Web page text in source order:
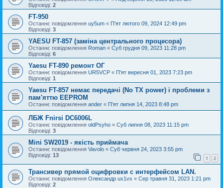
Відповіді: 2
FT-950
Останнє повідомлення uy5um « П'ят лютого 09, 2024 12:49 pm
Відповіді: 3
YAESU FT-857 (заміна центрального процесора)
Останнє повідомлення Roman « Суб грудня 09, 2023 11:28 pm
Відповіді: 6
Yaesu FT-890 ремонт ОГ
Останнє повідомлення UR5VCP « П'ят вересня 01, 2023 7:23 pm
Відповіді: 1
Yaesu FT-857 немає передачі (No TX power) і проблеми з
пам'яттю EEPROM
Останнє повідомлення ander « П'ят липня 14, 2023 8:48 pm
ЛБЖ Fnirsi DC6006L
Останнє повідомлення oldPsyho « Суб липня 08, 2023 11:15 pm
Відповіді: 3
Mini SW2019 - якість приймача
Останнє повідомлення Vavolo « Суб червня 24, 2023 3:55 pm
Відповіді: 13 1 2
Трансивер прямой оцифровки с интерфейсом LAN.
Останнє повідомлення Олександр ux1vx « Сер травня 31, 2023 1:21 pm
Відповіді: 2